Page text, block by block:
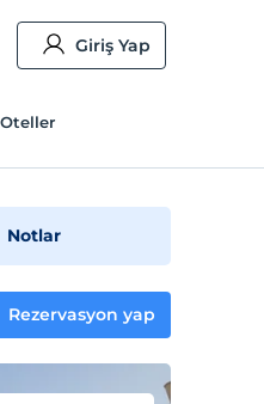
Giriş Yap
Notlar
Rezervasyon yap